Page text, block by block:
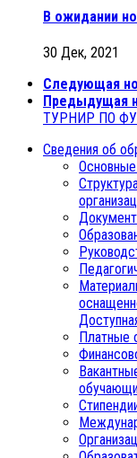
В ожидании
30 Дек, 2021
Следующая
Предыдущая
ТУРНИР ПО
Сведения об
Платные